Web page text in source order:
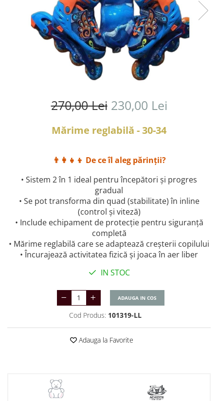
270,00 Lei 230,00 Lei
Mărime reglabilă - 30-34
👨‍👩‍👧‍👦 De ce îl aleg părinții?
• Sistem 2 în 1 ideal pentru începători și progres
gradual
• Se pot transforma din quad (stabilitate) în inline
(control și viteză)
• Include echipament de protecție pentru siguranță
completă
• Mărime reglabilă care se adaptează creșterii copilului
• Încurajează activitatea fizică și joaca în aer liber
IN STOC
ADAUGA IN COS
Cod Produs: 101319-LL
Adauga la Favorite